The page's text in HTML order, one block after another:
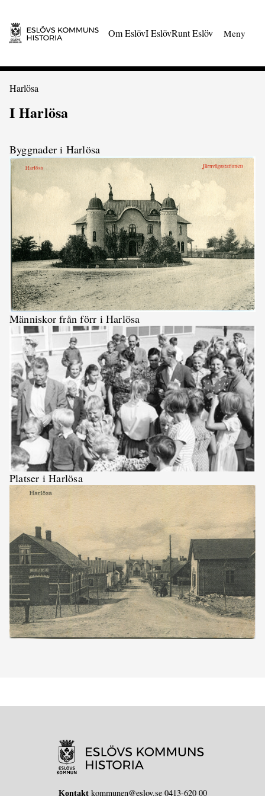
Om EslövI EslövRunt Eslöv Meny
Du är här:
Harlösa
I Harlösa
Byggnader i Harlösa
Människor från förr i Harlösa
Platser i Harlösa
Kontaktkommunen@eslov.se 0413-620 00